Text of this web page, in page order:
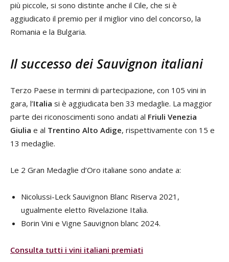
più piccole, si sono distinte anche il Cile, che si è
aggiudicato il premio per il miglior vino del concorso, la
Romania e la Bulgaria.
Il successo dei Sauvignon italiani
Terzo Paese in termini di partecipazione, con 105 vini in
gara, l’Italia si è aggiudicata ben 33 medaglie. La maggior
parte dei riconoscimenti sono andati al Friuli Venezia
Giulia e al Trentino Alto Adige, rispettivamente con 15 e
13 medaglie.
Le 2 Gran Medaglie d’Oro italiane sono andate a:
Nicolussi-Leck Sauvignon Blanc Riserva 2021,
ugualmente eletto Rivelazione Italia.
Borin Vini e Vigne Sauvignon blanc 2024.
Consulta tutti i vini italiani premiati